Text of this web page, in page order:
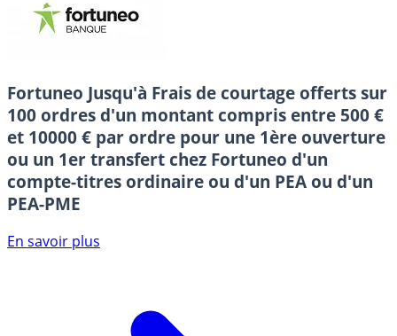
Fortuneo Jusqu'à Frais de courtage offerts sur
100 ordres d'un montant compris entre 500 €
et 10000 € par ordre pour une 1ère ouverture
ou un 1er transfert chez Fortuneo d'un
compte-titres ordinaire ou d'un PEA ou d'un
PEA-PME
En savoir plus